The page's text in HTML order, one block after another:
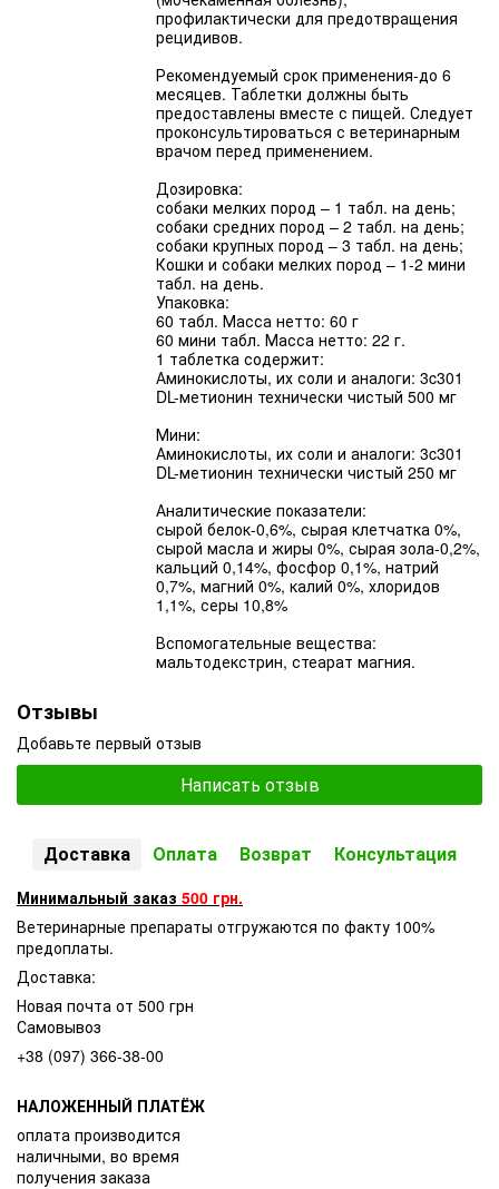
профилактически для предотвращения
рецидивов.
Рекомендуемый срок применения-до 6
месяцев. Таблетки должны быть
предоставлены вместе с пищей. Следует
проконсультироваться с ветеринарным
врачом перед применением.
Дозировка:
собаки мелких пород – 1 табл. на день;
собаки средних пород – 2 табл. на день;
собаки крупных пород – 3 табл. на день;
Кошки и собаки мелких пород – 1-2 мини
табл. на день.
Упаковка:
60 табл. Масса нетто: 60 г
60 мини табл. Масса нетто: 22 г.
1 таблетка содержит:
Аминокислоты, их соли и аналоги: 3c301
DL-метионин технически чистый 500 мг
Мини:
Аминокислоты, их соли и аналоги: 3c301
DL-метионин технически чистый 250 мг
Аналитические показатели:
сырой белок-0,6%, сырая клетчатка 0%,
сырой масла и жиры 0%, сырая зола-0,2%,
кальций 0,14%, фосфор 0,1%, натрий
0,7%, магний 0%, калий 0%, хлоридов
1,1%, серы 10,8%
Вспомогательные вещества:
мальтодекстрин, стеарат магния.
Отзывы
Добавьте первый отзыв
Написать отзыв
Доставка Оплата Возврат Консультация
Минимальный заказ 500 грн.
Ветеринарные препараты отгружаются по факту 100%
предоплаты.
Доставка:
Новая почта от 500 грн
Самовывоз
+38 (097) 366-38-00
НАЛОЖЕННЫЙ ПЛАТЁЖ
оплата производится
наличными, во время
получения заказа